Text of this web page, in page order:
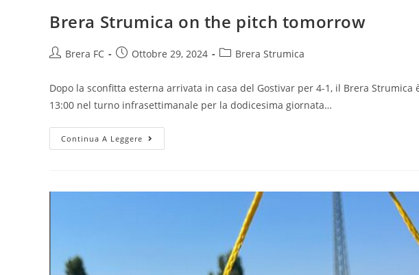
Brera Strumica on the pitch tomorrow
Brera FC Ottobre 29, 2024 Brera Strumica
Dopo la sconfitta esterna arrivata in casa del Gostivar per 4-1, il Brera
13:00 nel turno infrasettimanale per la dodicesima giornata…
Continua A Leggere